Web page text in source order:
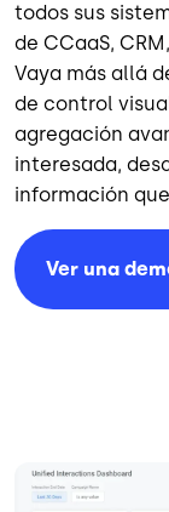
todos sus
de CCaaS,
Vaya más allá
de control
agregación
interesada,
información
Ver una
Image